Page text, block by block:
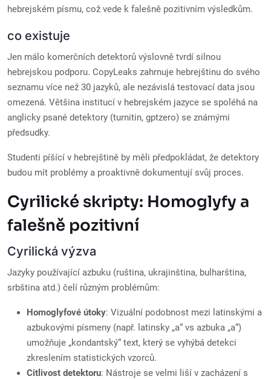
hebrejském písmu, což vede k falešně pozitivním výsledkům.
co existuje
Jen málo komerčních detektorů výslovně tvrdí silnou
hebrejskou podporu. CopyLeaks zahrnuje hebrejštinu do svého
seznamu více než 30 jazyků, ale nezávislá testovací data jsou
omezená. Většina institucí v hebrejském jazyce se spoléhá na
anglicky psané detektory (turnitin, gptzero) se známými
předsudky.
Studenti píšící v hebrejštině by měli předpokládat, že detektory
budou mít problémy a proaktivně dokumentují svůj proces.
Cyrilické skripty: Homoglyfy a
falešně pozitivní
Cyrilická výzva
Jazyky používající azbuku (ruština, ukrajinština, bulharština,
srbština atd.) čelí různým problémům:
Homoglyfové útoky: Vizuální podobnost mezi latinskými a
azbukovými písmeny (např. latinsky „a“ vs azbuka „а“)
umožňuje „kondantský“ text, který se vyhýbá detekci
zkreslením statistických vzorců.
Citlivost detektoru: Nástroje se velmi liší v zacházení s